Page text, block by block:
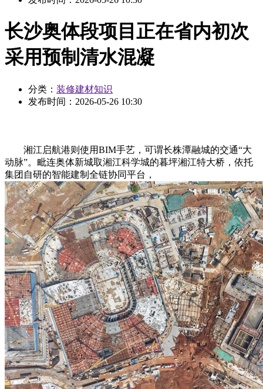
长沙奥体段项目正在省内初次
采用预制清水混凝
分类： 装修建材知识
发布时间： 2026-05-26 10:30
湘江启航港则使用BIM手艺，可谓长株潭融城的交通“大
动脉”。毗连奥体新城取湘江科学城的暮坪湘江特大桥，依托
集团自研的智能建制全链协同平台，